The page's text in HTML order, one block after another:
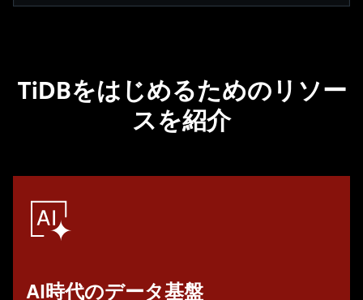
TiDBをはじめるためのリソー
スを紹介
AI時代のデータ基盤